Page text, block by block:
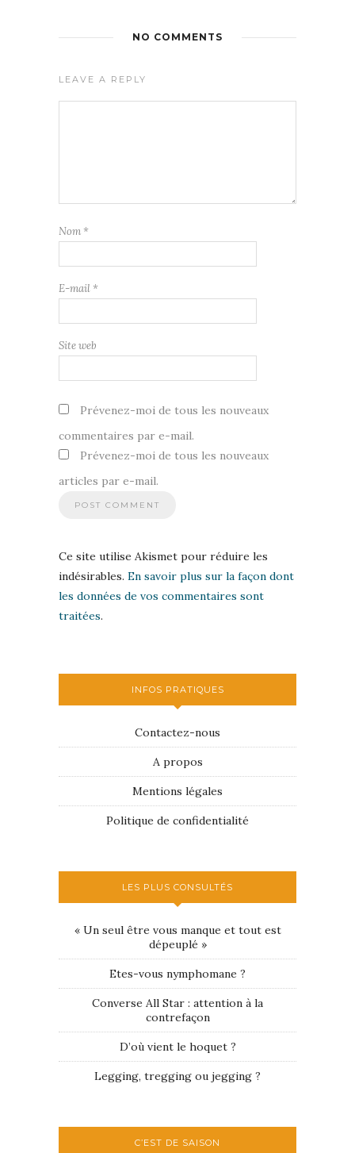
NO COMMENTS
LEAVE A REPLY
Nom *
E-mail *
Site web
Prévenez-moi de tous les nouveaux
commentaires par e-mail.
Prévenez-moi de tous les nouveaux
articles par e-mail.
Ce site utilise Akismet pour réduire les
indésirables. En savoir plus sur la façon dont
les données de vos commentaires sont
traitées.
INFOS PRATIQUES
Contactez-nous
A propos
Mentions légales
Politique de confidentialité
LES PLUS CONSULTÉS
« Un seul être vous manque et tout est
dépeuplé »
Etes-vous nymphomane ?
Converse All Star : attention à la
contrefaçon
D’où vient le hoquet ?
Legging, tregging ou jegging ?
C’EST DE SAISON